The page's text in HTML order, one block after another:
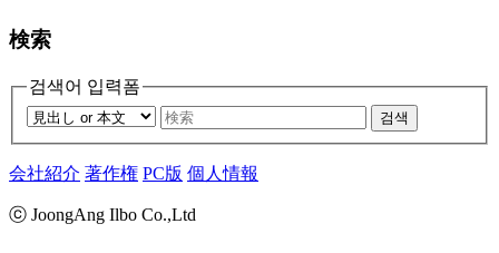
検索
검색어 입력폼
검색
会社紹介 著作権 PC版 個人情報
ⓒ JoongAng Ilbo Co.,Ltd